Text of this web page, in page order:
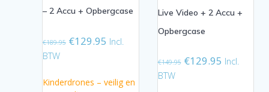
– 2 Accu + Opbergcase
€189.95 Oorspronkelijke
€189.95.
€129.95 Huidige
€129.95.
Incl.
BTW
Kinderdrones – veilig en
Live Video + 2 Accu +
Opbergcase
€149.95 Oorspronkelijke
€129.95 Huidige
Incl.
BTW